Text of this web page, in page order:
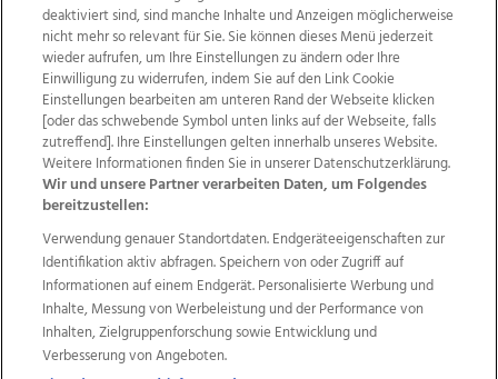
Wir über uns Mediadaten Kontakt
Jobs
Datenschutz
Impressum
AGB Anzeigekunden
AGB Website
Ehrenkodex Politische Werbung
Weitere Angebote des Medienhauses Wimmer
TV1 di-mog-i.at OÖNow
Ischler Woche
Life Radio
OÖNachrichten
OÖN Immobilien
OÖN Karriere
OÖN Reise
Promenaden Galerien
Regionaljobs
wasistlos.at wirtrauern.at
deaktiviert sind, sind manche Inhalte und Anzeigen möglicherweise
nicht mehr so relevant für Sie. Sie können dieses Menü jederzeit
wieder aufrufen, um Ihre Einstellungen zu ändern oder Ihre
Einwilligung zu widerrufen, indem Sie auf den Link Cookie
Einstellungen bearbeiten am unteren Rand der Webseite klicken
[oder das schwebende Symbol unten links auf der Webseite, falls
zutreffend]. Ihre Einstellungen gelten innerhalb unseres Website.
Weitere Informationen finden Sie in unserer Datenschutzerklärung.
Wir und unsere Partner verarbeiten Daten, um Folgendes
bereitzustellen:
Verwendung genauer Standortdaten. Endgeräteeigenschaften zur
Identifikation aktiv abfragen. Speichern von oder Zugriff auf
Informationen auf einem Endgerät. Personalisierte Werbung und
Inhalte, Messung von Werbeleistung und der Performance von
Inhalten, Zielgruppenforschung sowie Entwicklung und
Verbesserung von Angeboten.